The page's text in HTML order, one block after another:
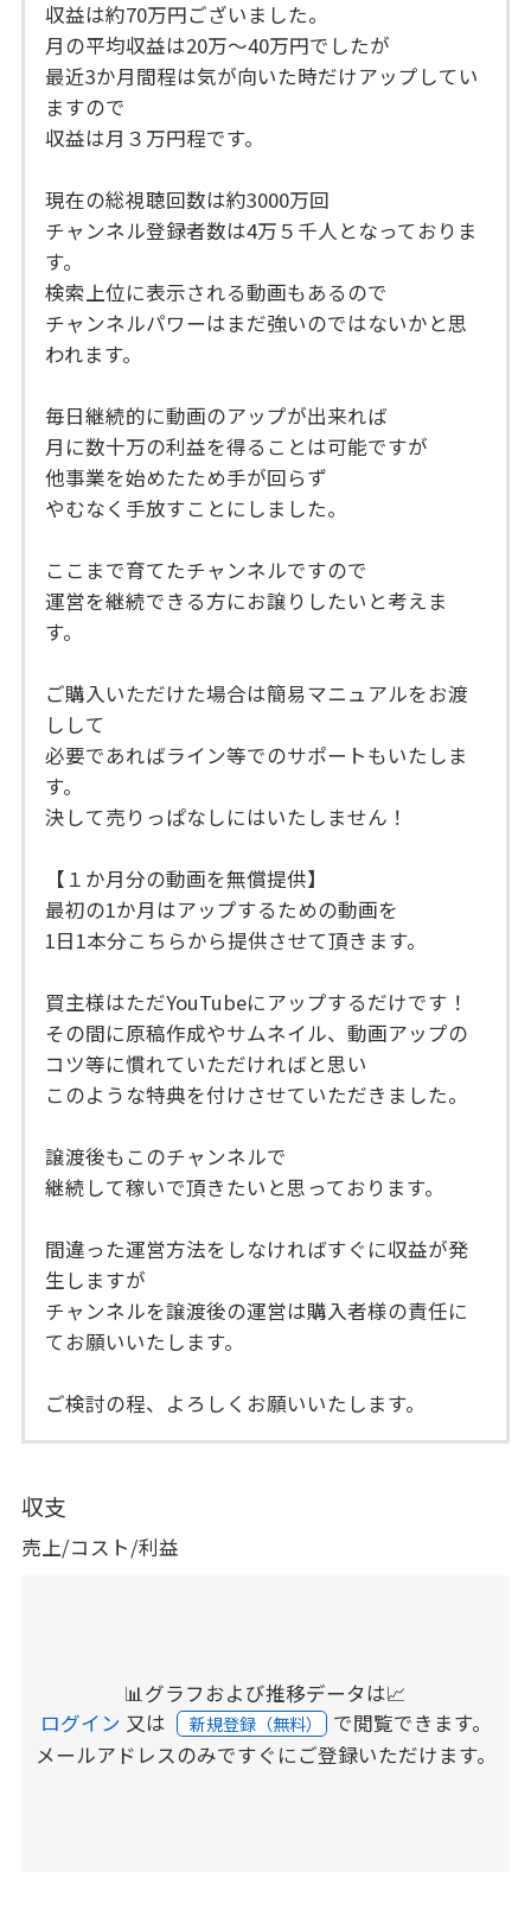
収益は約70万円ございました。
月の平均収益は20万～40万円でしたが
最近3か月間程は気が向いた時だけアップしてい
ますので
収益は月３万円程です。
現在の総視聴回数は約3000万回
チャンネル登録者数は4万５千人となっておりま
す。
検索上位に表示される動画もあるので
チャンネルパワーはまだ強いのではないかと思
われます。
毎日継続的に動画のアップが出来れば
月に数十万の利益を得ることは可能ですが
他事業を始めたため手が回らず
やむなく手放すことにしました。
ここまで育てたチャンネルですので
運営を継続できる方にお譲りしたいと考えま
す。
ご購入いただけた場合は簡易マニュアルをお渡
しして
必要であればライン等でのサポートもいたしま
す。
決して売りっぱなしにはいたしません！
【１か月分の動画を無償提供】
最初の1か月はアップするための動画を
1日1本分こちらから提供させて頂きます。
買主様はただYouTubeにアップするだけです！
その間に原稿作成やサムネイル、動画アップの
コツ等に慣れていただければと思い
このような特典を付けさせていただきました。
譲渡後もこのチャンネルで
継続して稼いで頂きたいと思っております。
間違った運営方法をしなければすぐに収益が発
生しますが
チャンネルを譲渡後の運営は購入者様の責任に
てお願いいたします。
ご検討の程、よろしくお願いいたします。
収支
売上/コスト/利益
📊グラフおよび推移データは📈
ログイン 又は 新規登録（無料） で閲覧できます。
メールアドレスのみですぐにご登録いただけます。